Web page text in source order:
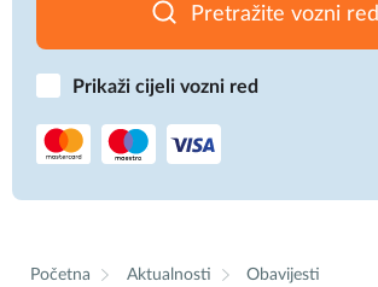
Pretražite vozni red
Prikaži cijeli vozni red
Početna Aktualnosti
Obavijesti